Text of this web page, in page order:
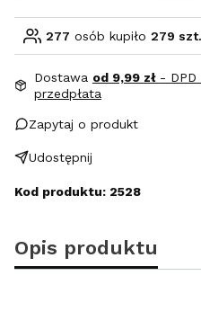
277 osób kupiło 279 szt.
Dostawa od 9,99 zł -
przedpłata
Zapytaj o produkt
Udostępnij
Kod produktu: 2528
Opis produktu